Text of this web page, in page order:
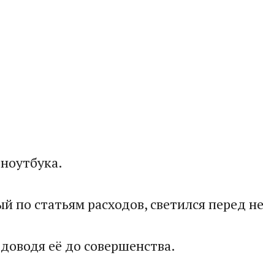
статьям расходов, светился перед
её до совершенства.